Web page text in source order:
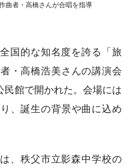
曲者・高橋さんが合唱を指導
国的な知名度を誇る「旅
・高橋浩美さんの講演会
館で開かれた。会場には
、誕生の背景や曲に込め
、秩父市立影森中学校の